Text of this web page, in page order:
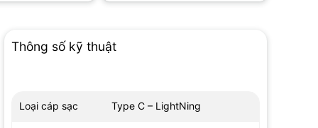
Thông số kỹ thuật
Loại cáp sạc Type C – LightNing